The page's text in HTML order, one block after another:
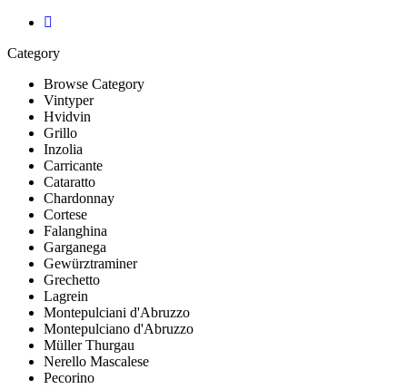
Category
Browse Category
Vintyper
Hvidvin
Grillo
Inzolia
Carricante
Cataratto
Chardonnay
Cortese
Falanghina
Garganega
Gewürztraminer
Grechetto
Lagrein
Montepulciani d'Abruzzo
Montepulciano d'Abruzzo
Müller Thurgau
Nerello Mascalese
Pecorino